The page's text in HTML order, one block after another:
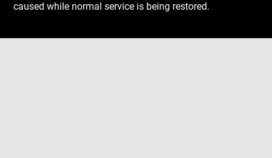
caused while normal service is being restored.
Download
Next
Previous